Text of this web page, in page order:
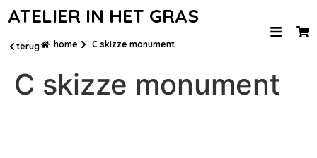
ATELIER IN HET GRAS
terug home C skizze monument
C skizze monument